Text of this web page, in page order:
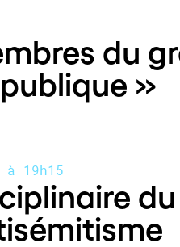
du
»
19h15
du